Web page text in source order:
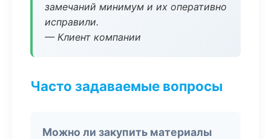
замечаний минимум и их оперативно
исправили.
— Клиент компании
Часто задаваемые вопросы
Можно ли закупить материалы